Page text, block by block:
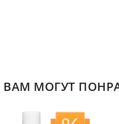
МОГУТ